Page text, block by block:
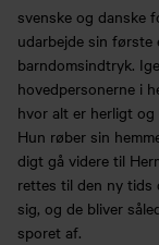
svenske og danske
udarbejde sin
barndomsindtryk.
hovedpersonerne i
hvor alt er herligt
Hun røber sin
digt gå videre til
rettes til den ny tids
sig, og de bliver
sporet af.